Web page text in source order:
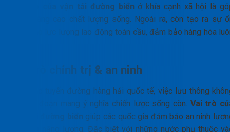
Vai trò của vận tải đường biển ở khía cạnh xã hội là
phần nâng cao chất lượng sống. Ngoài ra, còn tạo ra sự
định cho lực lượng lao động toàn cầu, đảm bảo hàng hóa
Vai trò chính trị & an ninh
Trên các tuyến đường hàng hải quốc tế, việc lưu thông
bị gián đoạn mang ý nghĩa chiến lược sống còn. Vai trò
vận tải đường biển giúp các quốc gia đảm bảo an ninh
thực và năng lượng. Đặc biệt với những nước phụ thuộc